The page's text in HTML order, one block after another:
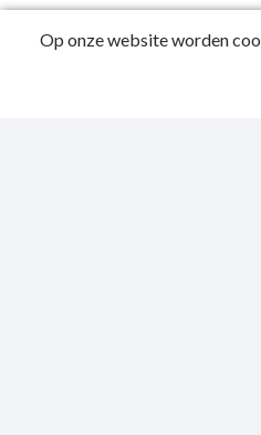
Op onze website worden